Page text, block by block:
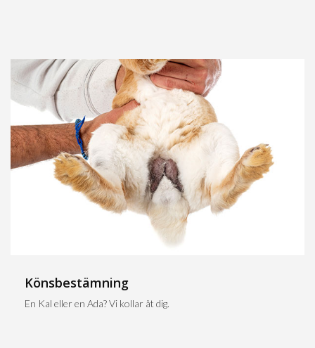
Könsbestämning
En Kal eller en Ada? Vi kollar åt dig.